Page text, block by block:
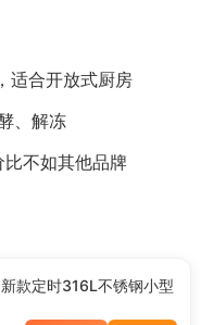
适合开放式厨房
、解冻
不如其他品牌
款定时316L不锈钢小型